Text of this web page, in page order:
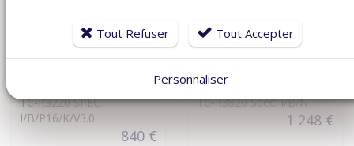
VOIR LE DÉTAIL
TC-R3220 SPEC:
I/B/P16/K/V3.0
840 €
VOIR LE DÉTAIL
TC-R3820
TC-R3820 Spec: I/B/N
1 248 €
Tout Refuser Tout Accepter
Personnaliser